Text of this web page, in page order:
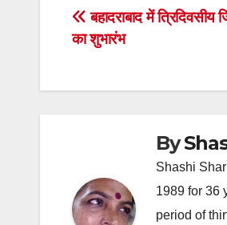
Post
navigation
बहादराबाद में त्रिदिवसीय
का शुभारंभ
By
Shashi
1989 for 36
period of